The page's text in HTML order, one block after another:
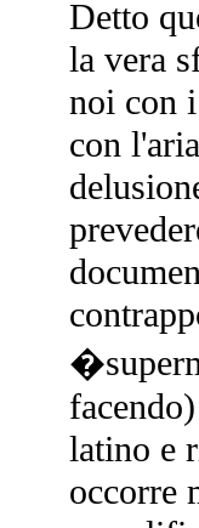
Detto
la vera
noi con
con
latino e
occorre